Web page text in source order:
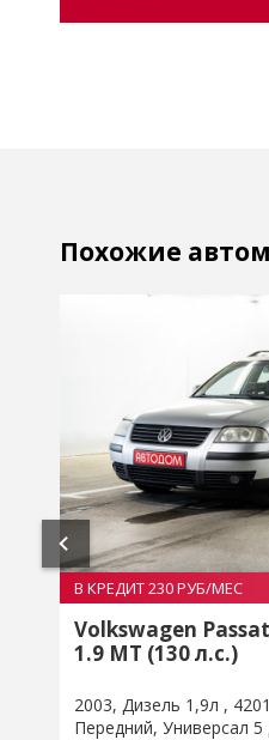
Похожие
В КРЕДИТ 269 РУБ/МЕС
Volkswagen
л.с.)
2007 Дизель 2л
Седан Серый